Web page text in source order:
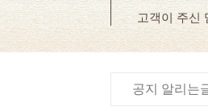
고객이 주신
공지 알리는